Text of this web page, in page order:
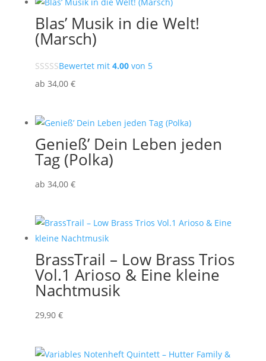
Blas’ Musik in die Welt!
(Marsch)
Bewertet mit 4.00von 5
ab 34,00 €
Genieß’ Dein Leben jeden
Tag (Polka)
ab 34,00 €
BrassTrail – Low Brass Trios
Vol.1 Arioso & Eine kleine
Nachtmusik
29,90 €